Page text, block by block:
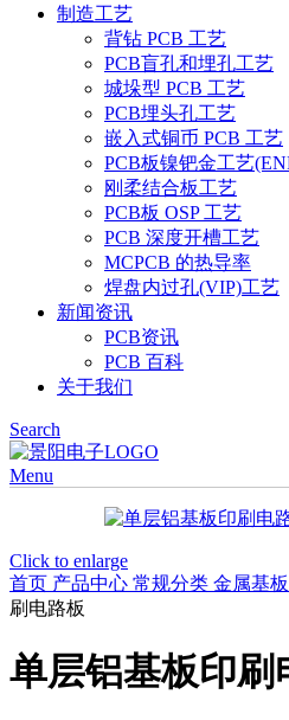
制造工艺
背钻 PCB 工艺
PCB盲孔和埋孔工艺
城垛型 PCB 工艺
PCB埋头孔工艺
嵌入式铜币 PCB 工艺
PCB板镍钯金工艺
刚柔结合板工艺
PCB板 OSP 工艺
PCB 深度开槽工艺
MCPCB 的热导率
焊盘内过孔(VIP)工艺
新闻资讯
PCB资讯
PCB 百科
关于我们
Search
Menu
Click to enlarge
首页 产品中心 常规分类 金属基
刷电路板
单层铝基板印刷